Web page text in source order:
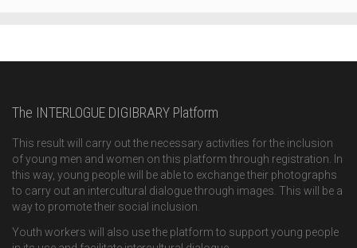
The INTERLOGUE DIGIBRARY Platform
This result will carry out the necessary activities for the inclusion
of young men and women on this platform through registration. In
this way, young people will be able to exchange their photographs
to carry out an intercultural dialogue through images. This will be a
way to promote their social inclusion.
Youth workers will also use the platform to support young people